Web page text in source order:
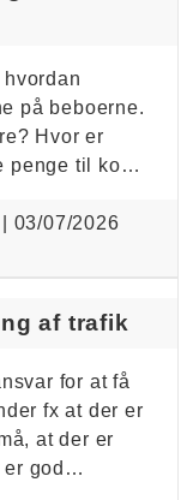
på beboerne.
Hvor er
penge til ko…
03/07/2026
af trafik
for at få
fx at der er
at der er
er god…